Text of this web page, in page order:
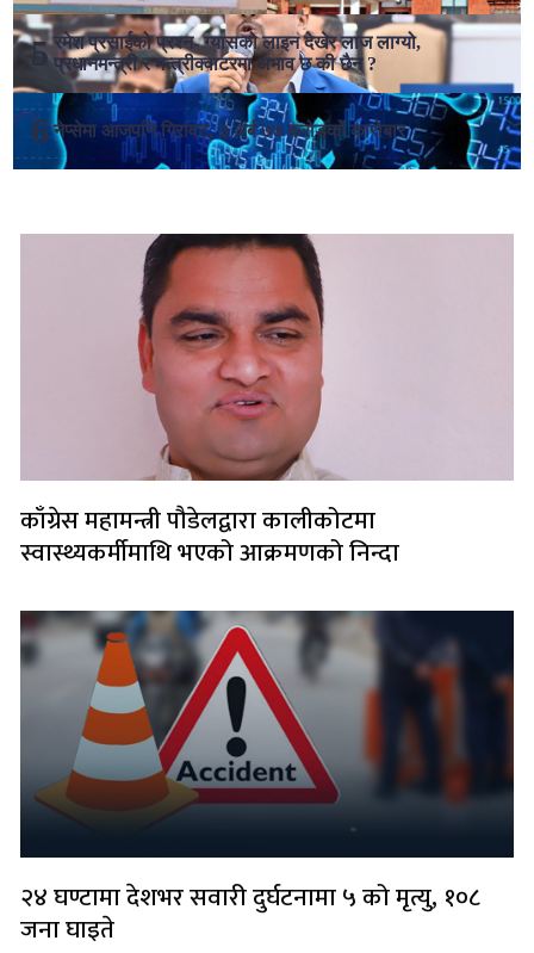
रमेश प्रसाईको प्रश्न- ग्यासको लाइन देखेर लाज लाग्यो,
प्रधानमन्त्री र मन्त्रीक्वाटरमा अभाव छ की छैन ?
नेप्सेमा आजपनि गिरावट, ३ अर्ब ७७ करोडको कारोबार
काँग्रेस महामन्त्री पौडेलद्वारा कालीकोटमा
स्वास्थ्यकर्मीमाथि भएको आक्रमणको निन्दा
२४ घण्टामा देशभर सवारी दुर्घटनामा ५ को मृत्यु, १०८
जना घाइते